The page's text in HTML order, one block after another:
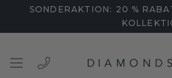
SONDERAKTION: 20 %